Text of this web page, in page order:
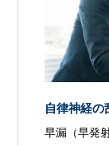
自律神経
早漏（早発